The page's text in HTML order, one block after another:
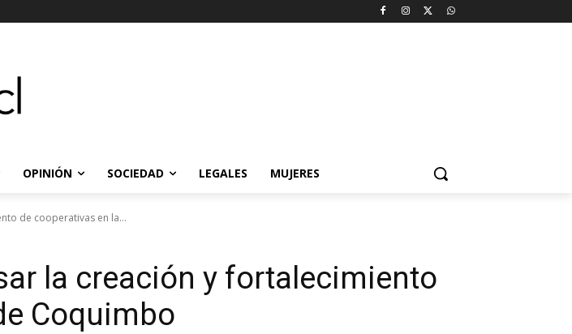
OPINIÓN SOCIEDAD LEGALES MUJERES
de cooperativas en la...
la creación y fortalecimiento
Coquimbo